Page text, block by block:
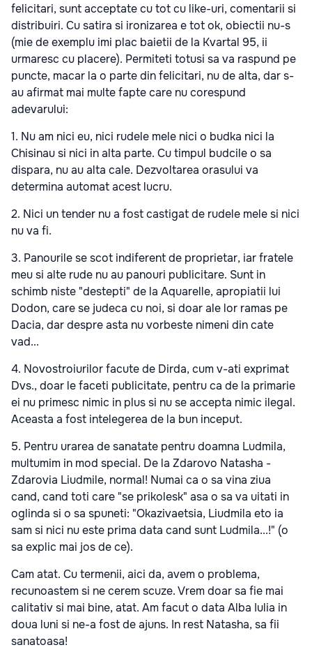
felicitari, sunt acceptate cu tot cu like-uri, comentarii si
distribuiri. Cu satira si ironizarea e tot ok, obiectii nu-s
(mie de exemplu imi plac baietii de la Kvartal 95, ii
urmaresc cu placere). Permiteti totusi sa va raspund pe
puncte, macar la o parte din felicitari, nu de alta, dar s-
au afirmat mai multe fapte care nu corespund
adevarului:
1. Nu am nici eu, nici rudele mele nici o budka nici la
Chisinau si nici in alta parte. Cu timpul budcile o sa
dispara, nu au alta cale. Dezvoltarea orasului va
determina automat acest lucru.
2. Nici un tender nu a fost castigat de rudele mele si nici
nu va fi.
3. Panourile se scot indiferent de proprietar, iar fratele
meu si alte rude nu au panouri publicitare. Sunt in
schimb niste "destepti" de la Aquarelle, apropiatii lui
Dodon, care se judeca cu noi, si doar ale lor ramas pe
Dacia, dar despre asta nu vorbeste nimeni din cate
vad...
4. Novostroiurilor facute de Dirda, cum v-ati exprimat
Dvs., doar le faceti publicitate, pentru ca de la primarie
ei nu primesc nimic in plus si nu se accepta nimic ilegal.
Aceasta a fost intelegerea de la bun inceput.
5. Pentru urarea de sanatate pentru doamna Ludmila,
multumim in mod special. De la Zdarovo Natasha -
Zdarovia Liudmile, normal! Numai ca o sa vina ziua
cand, cand toti care "se prikolesk" asa o sa va uitati in
oglinda si o sa spuneti: "Okazivaetsia, Liudmila eto ia
sam si nici nu este prima data cand sunt Ludmila...!" (o
sa explic mai jos de ce).
Cam atat. Cu termenii, aici da, avem o problema,
recunoastem si ne cerem scuze. Vrem doar sa fie mai
calitativ si mai bine, atat. Am facut o data Alba Iulia in
doua luni si ne-a fost de ajuns. In rest Natasha, sa fii
sanatoasa!